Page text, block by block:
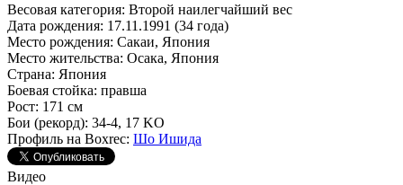
Весовая категория: Второй наилегчайший вес
Дата рождения: 17.11.1991 (34 года)
Место рождения: Сакаи, Япония
Место жительства: Осака, Япония
Страна: Япония
Боевая стойка: правша
Рост: 171 см
Бои (рекорд): 34-4, 17 KO
Профиль на Boxrec: Шо Ишида
Видео